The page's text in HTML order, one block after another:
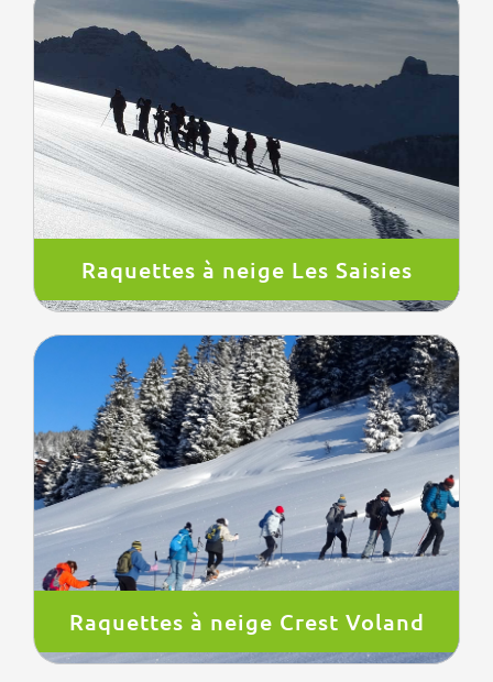
Raquettes à neige Les Saisies
Raquettes à neige Crest Voland